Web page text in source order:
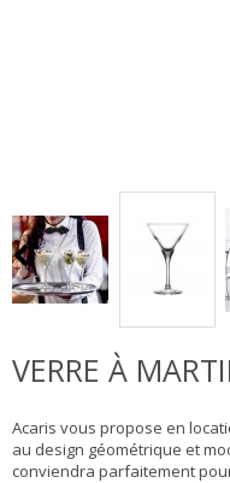
VERRE À
Acaris vous propose en
au design géométrique et
conviendra parfaitement